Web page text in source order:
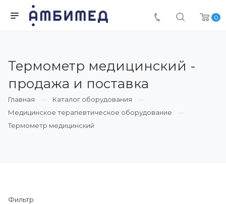
0
Термометр медицинский -
продажа и поставка
Главная
Каталог оборудования
Медицинское терапевтическое оборудование
Термометр медицинский
Фильтр